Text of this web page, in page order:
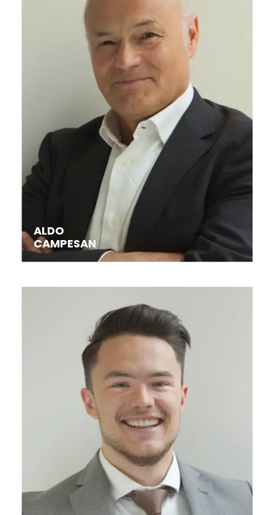
ALDO
CAMPESAN
0444525115